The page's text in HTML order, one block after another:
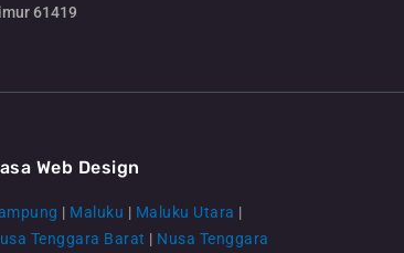
61419
Web Design
| Maluku | Maluku Utara |
Tenggara Barat | Nusa Tenggara